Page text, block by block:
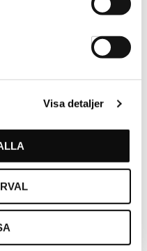
Visa detaljer
Beard Monkey Twistrazor